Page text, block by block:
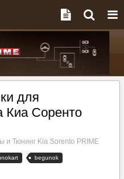
для
Киа Соренто
и Тюнинг Kia Sorento PRIME
begunok